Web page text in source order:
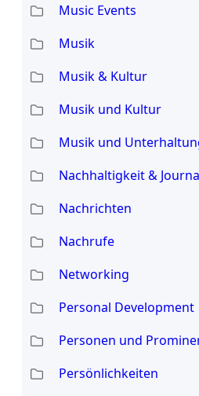
Music Events
Musik
Musik & Kultur
Musik und Kultur
Musik und
Nachhaltigkeit &
Nachrichten
Nachrufe
Networking
Personal Development
Personen und
Persönlichkeiten